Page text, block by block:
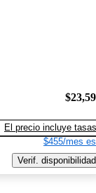
El precio incluye tasas
$455/mes
Verif. disponibilidad